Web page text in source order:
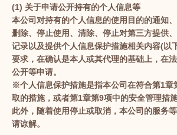
(1) 关于申请公开持有的个人信息等
本公司对持有的个人信息的使用目的的通知
删除、停止使用、清除、停止对第三方提供
记录以及提供个人信息保护措施相关内容(以
要求，在确认是本人或其代理的基础上，在
公开等申请。
※个人信息保护措施是指本公司在符合第1章
取的措施，或者第1章第9项中的安全管理措施
此外，随着使用停止或取消，本公司的服务
请谅解。